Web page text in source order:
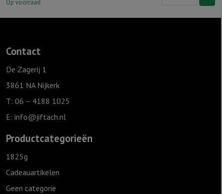
Op voorraad
'Geloof,
Contact
De Zagerij 1
3861 NA Nijkerk
T: 06 – 4188 1025
E: info@jiftach.nl
Productcategorieën
1825g
Cadeauartikelen
Geen categorie